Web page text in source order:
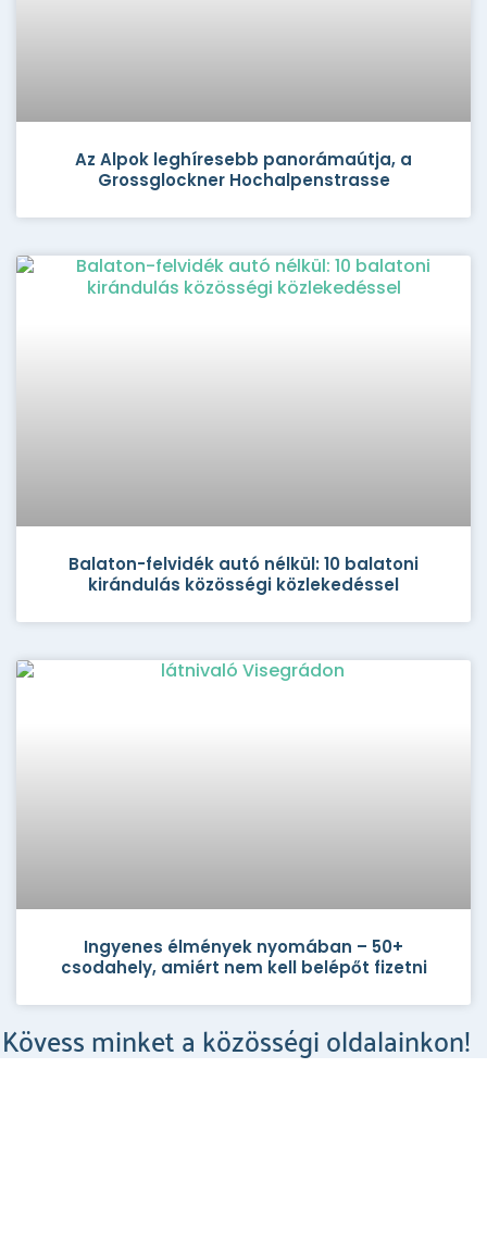
Az Alpok leghíresebb panorámaútja, a
Grossglockner Hochalpenstrasse
Balaton-felvidék autó nélkül: 10 balatoni
kirándulás közösségi közlekedéssel
Ingyenes élmények nyomában – 50+
csodahely, amiért nem kell belépőt fizetni
Kövess minket a közösségi oldalainkon!